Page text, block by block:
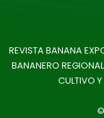
REVISTA BANANA
BANANERO
CULTIVO